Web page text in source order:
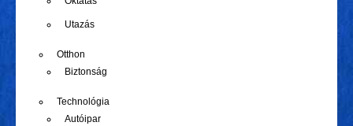
Utazás
Otthon
Biztonság
Technológia
Autóipar